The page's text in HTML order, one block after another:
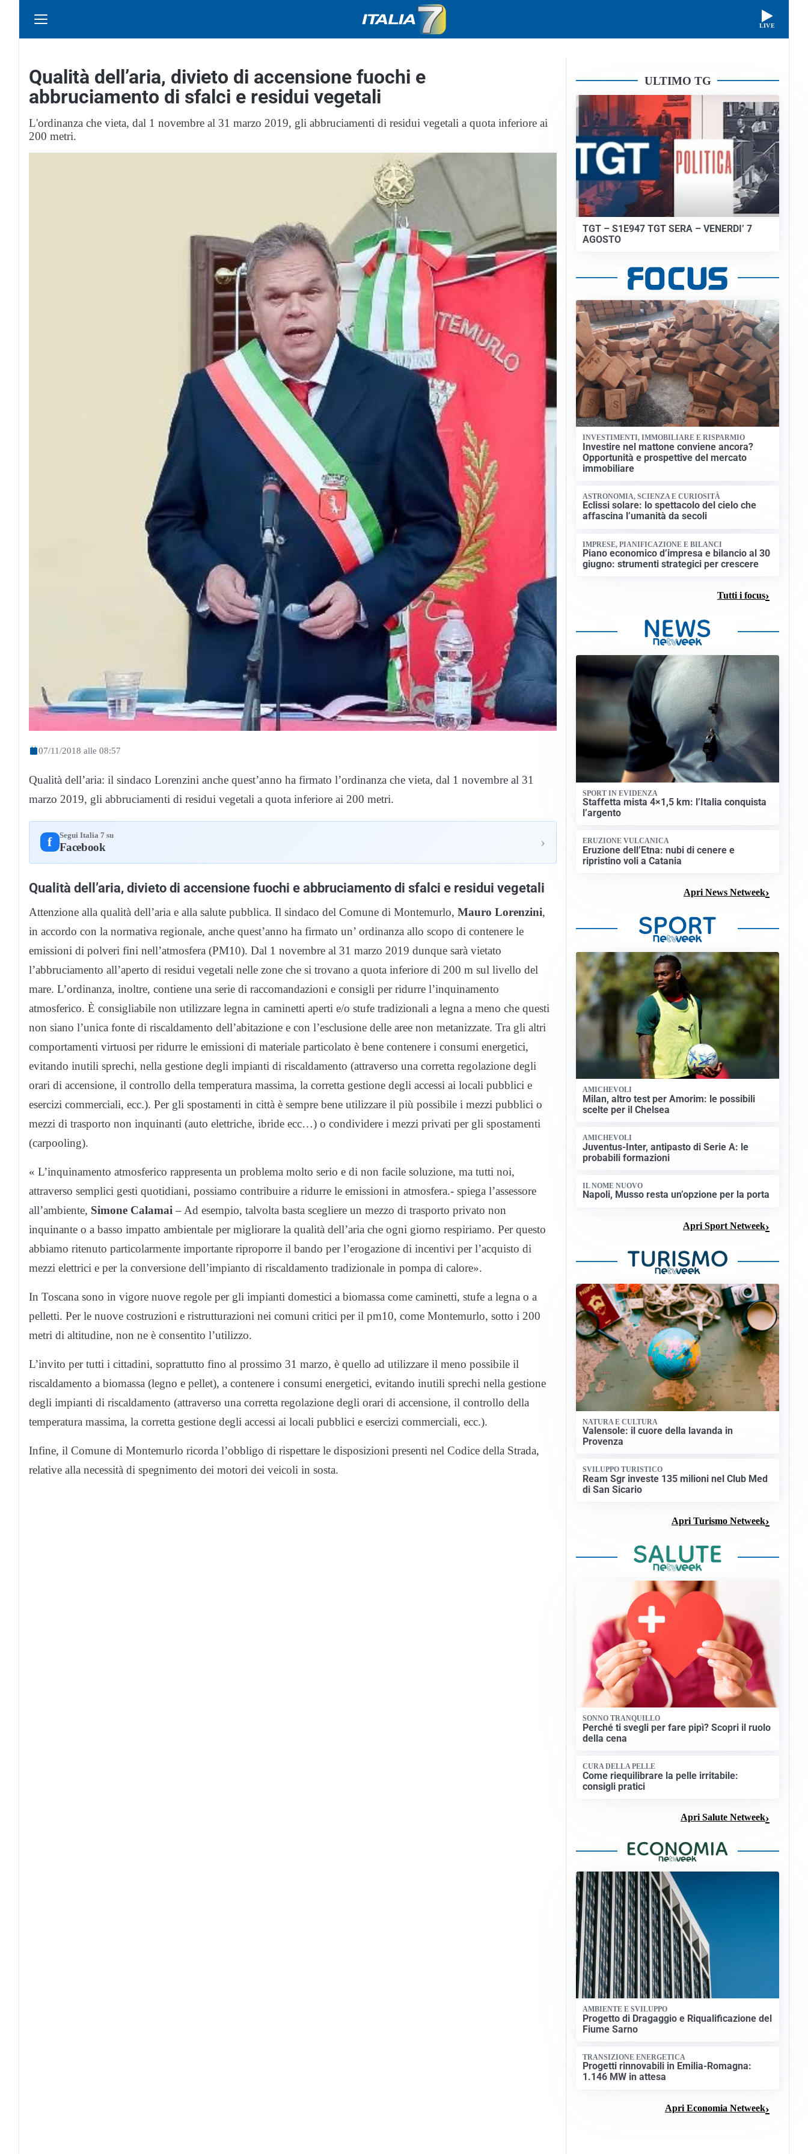
LIVE
Qualità dell’aria, divieto di accensione fuochi e
abbruciamento di sfalci e residui vegetali
L'ordinanza che vieta, dal 1 novembre al 31 marzo 2019, gli abbruciamenti di residui vegetali a quota inferiore ai
200 metri.
07/11/2018 alle 08:57
Qualità dell’aria: il sindaco Lorenzini anche quest’anno ha firmato l’ordinanza che vieta, dal 1 novembre al 31
marzo 2019, gli abbruciamenti di residui vegetali a quota inferiore ai 200 metri.
f Segui Italia 7 su
Facebook ›
Qualità dell’aria, divieto di accensione fuochi e abbruciamento di sfalci e residui vegetali
Attenzione alla qualità dell’aria e alla salute pubblica. Il sindaco del Comune di Montemurlo, Mauro Lorenzini,
in accordo con la normativa regionale, anche quest’anno ha firmato un’ ordinanza allo scopo di contenere le
emissioni di polveri fini nell’atmosfera (PM10). Dal 1 novembre al 31 marzo 2019 dunque sarà vietato
l’abbruciamento all’aperto di residui vegetali nelle zone che si trovano a quota inferiore di 200 m sul livello del
mare. L’ordinanza, inoltre, contiene una serie di raccomandazioni e consigli per ridurre l’inquinamento
atmosferico. È consigliabile non utilizzare legna in caminetti aperti e/o stufe tradizionali a legna a meno che questi
non siano l’unica fonte di riscaldamento dell’abitazione e con l’esclusione delle aree non metanizzate. Tra gli altri
comportamenti virtuosi per ridurre le emissioni di materiale particolato è bene contenere i consumi energetici,
evitando inutili sprechi, nella gestione degli impianti di riscaldamento (attraverso una corretta regolazione degli
orari di accensione, il controllo della temperatura massima, la corretta gestione degli accessi ai locali pubblici e
esercizi commerciali, ecc.). Per gli spostamenti in città è sempre bene utilizzare il più possibile i mezzi pubblici o
mezzi di trasporto non inquinanti (auto elettriche, ibride ecc…) o condividere i mezzi privati per gli spostamenti
(carpooling).
« L’inquinamento atmosferico rappresenta un problema molto serio e di non facile soluzione, ma tutti noi,
attraverso semplici gesti quotidiani, possiamo contribuire a ridurre le emissioni in atmosfera.- spiega l’assessore
all’ambiente, Simone Calamai – Ad esempio, talvolta basta scegliere un mezzo di trasporto privato non
inquinante o a basso impatto ambientale per migliorare la qualità dell’aria che ogni giorno respiriamo. Per questo
abbiamo ritenuto particolarmente importante riproporre il bando per l’erogazione di incentivi per l’acquisto di
mezzi elettrici e per la conversione dell’impianto di riscaldamento tradizionale in pompa di calore».
In Toscana sono in vigore nuove regole per gli impianti domestici a biomassa come caminetti, stufe a legna o a
pelletti. Per le nuove costruzioni e ristrutturazioni nei comuni critici per il pm10, come Montemurlo, sotto i 200
metri di altitudine, non ne è consentito l’utilizzo.
L’invito per tutti i cittadini, soprattutto fino al prossimo 31 marzo, è quello ad utilizzare il meno possibile il
riscaldamento a biomassa (legno e pellet), a contenere i consumi energetici, evitando inutili sprechi nella gestione
degli impianti di riscaldamento (attraverso una corretta regolazione degli orari di accensione, il controllo della
temperatura massima, la corretta gestione degli accessi ai locali pubblici e esercizi commerciali, ecc.).
Infine, il Comune di Montemurlo ricorda l’obbligo di rispettare le disposizioni presenti nel Codice della Strada,
relative alla necessità di spegnimento dei motori dei veicoli in sosta.
ULTIMO TG
TGT – S1E947 TGT SERA – VENERDI’ 7
AGOSTO
INVESTIMENTI, IMMOBILIARE E RISPARMIO
Investire nel mattone conviene ancora?
Opportunità e prospettive del mercato
immobiliare
ASTRONOMIA, SCIENZA E CURIOSITÀ
Eclissi solare: lo spettacolo del cielo che
affascina l’umanità da secoli
IMPRESE, PIANIFICAZIONE E BILANCI
Piano economico d’impresa e bilancio al 30
giugno: strumenti strategici per crescere
Tutti i focus
SPORT IN EVIDENZA
Staffetta mista 4×1,5 km: l’Italia conquista
l’argento
ERUZIONE VULCANICA
Eruzione dell’Etna: nubi di cenere e
ripristino voli a Catania
Apri News Netweek
AMICHEVOLI
Milan, altro test per Amorim: le possibili
scelte per il Chelsea
AMICHEVOLI
Juventus-Inter, antipasto di Serie A: le
probabili formazioni
IL NOME NUOVO
Napoli, Musso resta un’opzione per la porta
Apri Sport Netweek
NATURA E CULTURA
Valensole: il cuore della lavanda in
Provenza
SVILUPPO TURISTICO
Ream Sgr investe 135 milioni nel Club Med
di San Sicario
Apri Turismo Netweek
SONNO TRANQUILLO
Perché ti svegli per fare pipì? Scopri il ruolo
della cena
CURA DELLA PELLE
Come riequilibrare la pelle irritabile:
consigli pratici
Apri Salute Netweek
AMBIENTE E SVILUPPO
Progetto di Dragaggio e Riqualificazione del
Fiume Sarno
TRANSIZIONE ENERGETICA
Progetti rinnovabili in Emilia-Romagna:
1.146 MW in attesa
Apri Economia Netweek